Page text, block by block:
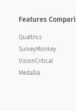
Features
Qualtrics
SurveyMonkey
VisionCritical
Medallia